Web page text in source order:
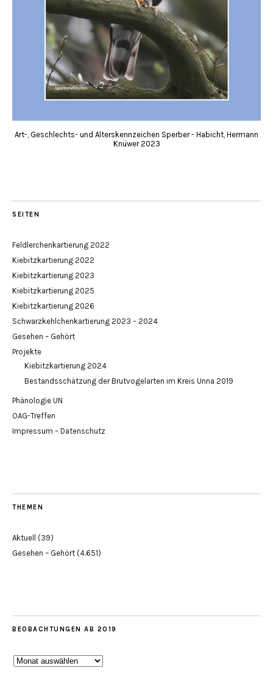
Art-, Geschlechts- und Alterskennzeichen Sperber - Habicht, Hermann
Knüwer 2023
SEITEN
Feldlerchenkartierung 2022
Kiebitzkartierung 2022
Kiebitzkartierung 2023
Kiebitzkartierung 2025
Kiebitzkartierung 2026
Schwarzkehlchenkartierung 2023 – 2024
Gesehen – Gehört
Projekte
Kiebitzkartierung 2024
Bestandsschätzung der Brutvogelarten im Kreis Unna 2019
Phänologie UN
OAG-Treffen
Impressum – Datenschutz
THEMEN
Aktuell (39)
Gesehen – Gehört (4.651)
BEOBACHTUNGEN AB 2019
Beobachtungen